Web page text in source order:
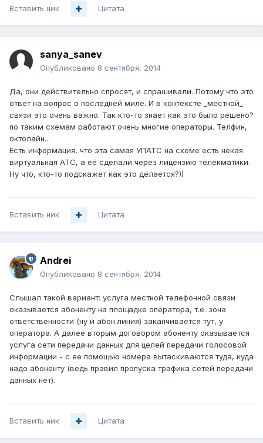
Вставить ник Цитата
sanya_sanev
Опубликовано 8 сентября, 2014
Да, они действительно спросят, и спрашивали. Потому что это
ответ на вопрос о последней миле. И в контексте _местной_
связи это очень важно. Так кто-то знает как это было решено?
по таким схемам работают очень многие операторы. Телфин,
октолайн...
Есть информация, что эта самая УПАТС на схеме есть некая
виртуальная АТС, а её сделали через лицензию телекматики.
Ну что, кто-то подскажет как это делается?))
Вставить ник Цитата
Andrei
Опубликовано 8 сентября, 2014
Слышал такой вариант: услуга местной телефонной связи
оказывается абоненту на площадке оператора, т.е. зона
ответственности (ну и абон.линия) заканчивается тут, у
оператора. А далее вторым договором абоненту оказывается
услуга сети передачи данных для целей передачи голосовой
информации - с ее помощью номера вытаскиваются туда, куда
надо абоненту (ведь правил пропуска трафика сетей передачи
данных нет).
Вставить ник Цитата